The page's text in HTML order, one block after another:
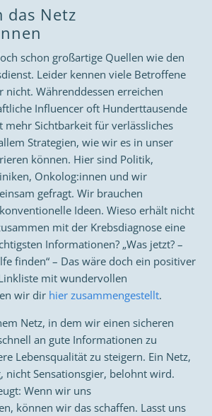
das Netz
schon großartige Quellen wie den
Leider kennen viele Betroffene
nicht. Währenddessen erreichen
Influencer oft Hunderttausende
mehr Sichtbarkeit für verlässliches
Strategien, wie wir es in unser
können. Hier sind Politik,
Onkolog:innen und wir
gefragt. Wir brauchen
Ideen. Wieso erhält nicht
mit der Krebsdiagnose eine
Informationen? „Was jetzt? –
finden“ – Das wäre doch ein positiver
mit wundervollen
wir dir hier zusammengestellt.
Netz, in dem wir einen sicheren
an gute Informationen zu
Lebensqualität zu steigern. Ein Netz,
nicht Sensationsgier, belohnt wird.
Wenn wir uns
können wir das schaffen. Lasst uns